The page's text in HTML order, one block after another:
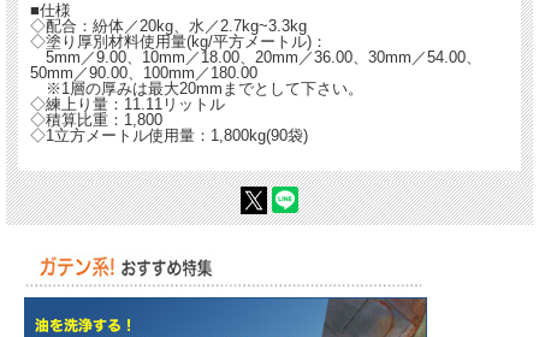
■仕様
◇配合：紛体／20kg、水／2.7kg~3.3kg
◇塗り厚別材料使用量(kg/平方メートル)：
5mm／9.00、10mm／18.00、20mm／36.00、30mm／54.00、
50mm／90.00、100mm／180.00
※1層の厚みは最大20mmまでとして下さい。
◇練上り量：11.11リットル
◇積算比重：1,800
◇1立方メートル使用量：1,800kg(90袋)